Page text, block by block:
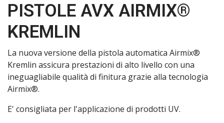
PISTOLE AVX AIRMIX®
KREMLIN
La nuova versione della pistola automatica Airmix®
Kremlin assicura prestazioni di alto livello con una
ineguagliabile qualità di finitura grazie alla tecnologia
Airmix®.
E' consigliata per l'applicazione di prodotti UV.